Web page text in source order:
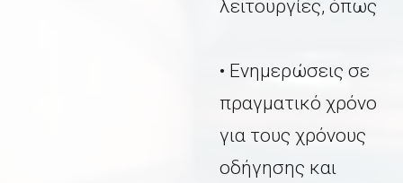
λειτουργίες, όπως
• Ενημερώσεις σε
πραγματικό χρόνο
για τους χρόνους
οδήγησης και